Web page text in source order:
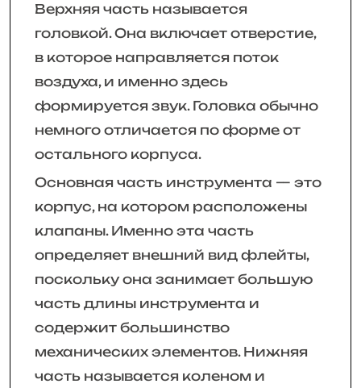
Верхняя часть называется
головкой. Она включает отверстие,
в которое направляется поток
воздуха, и именно здесь
формируется звук. Головка обычно
немного отличается по форме от
остального корпуса.
Основная часть инструмента — это
корпус, на котором расположены
клапаны. Именно эта часть
определяет внешний вид флейты,
поскольку она занимает большую
часть длины инструмента и
содержит большинство
механических элементов. Нижняя
часть называется коленом и